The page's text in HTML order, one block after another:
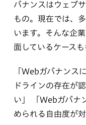
バナンスはウェブ
もの。現在では、
います。そんな企
面しているケース
「Webガバナンス
ドラインの存在が
い」 「Webガバナ
められる自由度が対